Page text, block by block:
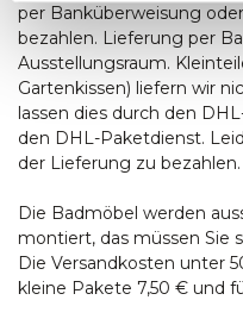
per Banküberweisung
bezahlen. Lieferung per
Ausstellungsraum.
Gartenkissen) liefern wir
lassen dies durch den
den DHL-Paketdienst.
der Lieferung zu bezahlen.
Die Badmöbel werden
montiert, das müssen Sie
Die Versandkosten unter
kleine Pakete 7,50 € und